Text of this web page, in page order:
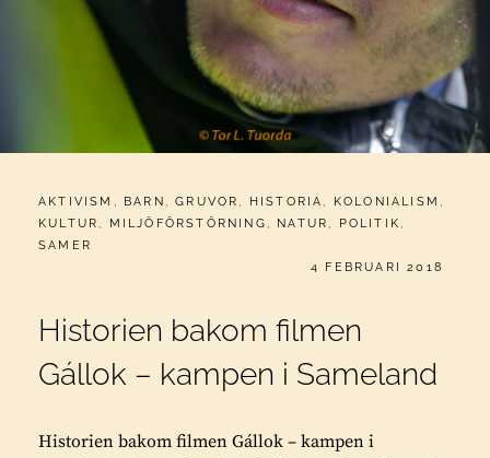
CATEGORIES:
AKTIVISM , BARN ,GRUVOR , HISTORIA , KOLONIALISM ,
KULTUR , MILJÖFÖRSTÖRNING , NATUR , POLITIK ,
SAMER
PUBLICERAT
4 FEBRUARI 2018
Historien bakom filmen
Gállok – kampen i Sameland
Historien bakom filmen Gállok – kampen i